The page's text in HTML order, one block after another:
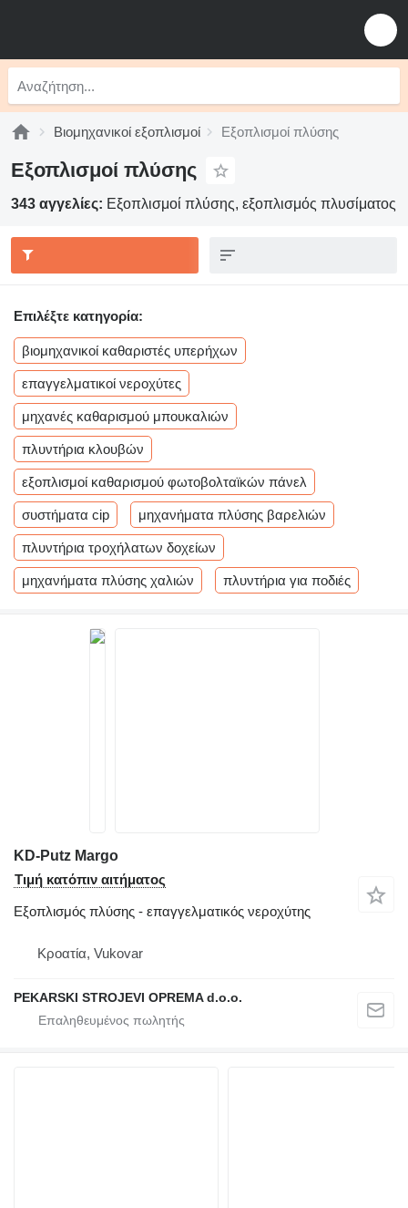
Βιομηχανικοί εξοπλισμοί Εξοπλισμοί πλύσης
Εξοπλισμοί πλύσης
343 αγγελίες: Εξοπλισμοί πλύσης, εξοπλισμός πλυσίματος
Επιλέξτε κατηγορία:
βιομηχανικοί καθαριστές υπερήχων
επαγγελματικοί νεροχύτες
μηχανές καθαρισμού μπουκαλιών
πλυντήρια κλουβών
εξοπλισμοί καθαρισμού φωτοβολταϊκών πάνελ
συστήματα cip μηχανήματα πλύσης βαρελιών
πλυντήρια τροχήλατων δοχείων
μηχανήματα πλύσης χαλιών πλυντήρια για ποδιές
KD-Putz Margo
Τιμή κατόπιν αιτήματος
Εξοπλισμός πλύσης - επαγγελματικός νεροχύτης
Κροατία, Vukovar
PEKARSKI STROJEVI OPREMA d.o.o.